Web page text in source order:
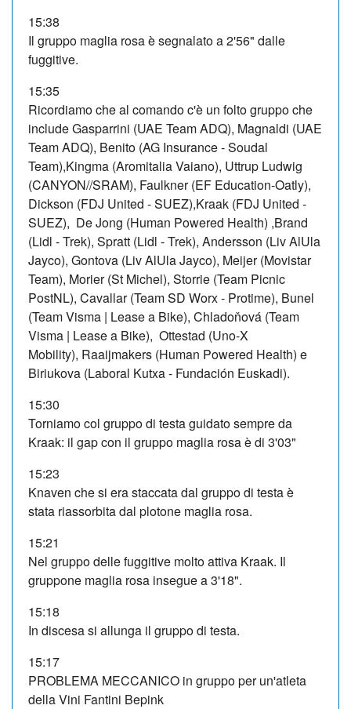
15:38
Il gruppo maglia rosa è segnalato a 2'56" dalle
fuggitive.
15:35
Ricordiamo che al comando c'è un folto gruppo che
include Gasparrini (UAE Team ADQ), Magnaldi (UAE
Team ADQ), Benito (AG Insurance - Soudal
Team),Kingma (Aromitalia Vaiano), Uttrup Ludwig
(CANYON//SRAM), Faulkner (EF Education-Oatly),
Dickson (FDJ United - SUEZ),Kraak (FDJ United -
SUEZ), De Jong (Human Powered Health) ,Brand
(Lidl - Trek), Spratt (Lidl - Trek), Andersson (Liv AlUla
Jayco), Gontova (Liv AlUla Jayco), Meijer (Movistar
Team), Morier (St Michel), Storrie (Team Picnic
PostNL), Cavallar (Team SD Worx - Protime), Bunel
(Team Visma | Lease a Bike), Chladoňová (Team
Visma | Lease a Bike), Ottestad (Uno-X
Mobility), Raaijmakers (Human Powered Health) e
Biriukova (Laboral Kutxa - Fundación Euskadi).
15:30
Torniamo col gruppo di testa guidato sempre da
Kraak: il gap con il gruppo maglia rosa è di 3'03"
15:23
Knaven che si era staccata dal gruppo di testa è
stata riassorbita dal plotone maglia rosa.
15:21
Nel gruppo delle fuggitive molto attiva Kraak. Il
gruppone maglia rosa insegue a 3'18".
15:18
In discesa si allunga il gruppo di testa.
15:17
PROBLEMA MECCANICO in gruppo per un'atleta
della Vini Fantini Bepink